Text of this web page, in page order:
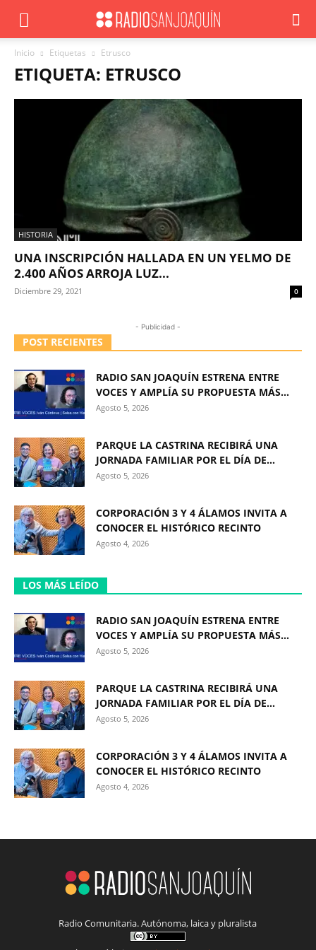
Inicio Etiquetas Etrusco
ETIQUETA: ETRUSCO
HISTORIA
UNA INSCRIPCIÓN HALLADA EN UN YELMO DE
2.400 AÑOS ARROJA LUZ...
Diciembre 29, 2021 0
- Publicidad -
POST RECIENTES
RADIO SAN JOAQUÍN ESTRENA ENTRE
VOCES Y AMPLÍA SU PROPUESTA MÁS...
Agosto 5, 2026
PARQUE LA CASTRINA RECIBIRÁ UNA
JORNADA FAMILIAR POR EL DÍA DE...
Agosto 5, 2026
CORPORACIÓN 3 Y 4 ÁLAMOS INVITA A
CONOCER EL HISTÓRICO RECINTO
Agosto 4, 2026
LOS MÁS LEÍDO
RADIO SAN JOAQUÍN ESTRENA ENTRE
VOCES Y AMPLÍA SU PROPUESTA MÁS...
Agosto 5, 2026
PARQUE LA CASTRINA RECIBIRÁ UNA
JORNADA FAMILIAR POR EL DÍA DE...
Agosto 5, 2026
CORPORACIÓN 3 Y 4 ÁLAMOS INVITA A
CONOCER EL HISTÓRICO RECINTO
Agosto 4, 2026
Radio Comunitaria. Autónoma, laica y pluralista